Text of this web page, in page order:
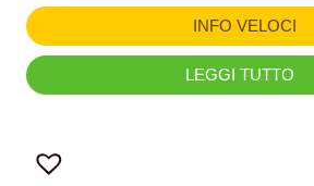
INFO VELOCI
LEGGI TUTTO